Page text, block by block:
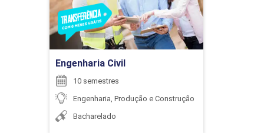
ENCONTRO ACADÊMICO/AVALIAÇÃO
Engenharia Civil
10 semestres
Engenharia, Produção e Construção
Bacharelado
Ir para Inscrição